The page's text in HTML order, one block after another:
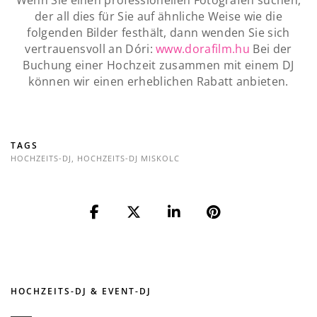
der all dies für Sie auf ähnliche Weise wie die
folgenden Bilder festhält, dann wenden Sie sich
vertrauensvoll an Dóri:www.dorafilm.hu Bei der
Buchung einer Hochzeit zusammen mit einem DJ
können wir einen erheblichen Rabatt anbieten.
TAGS
HOCHZEITS-DJ , HOCHZEITS-DJ MISKOLC
HOCHZEITS-DJ & EVENT-DJ